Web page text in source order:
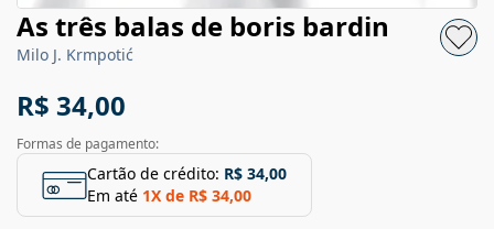
As três balas de boris bardin
Milo J. Krmpotić
R$ 34,00
Formas de pagamento:
Cartão de crédito: R$ 34,00
Em até 1X de R$ 34,00